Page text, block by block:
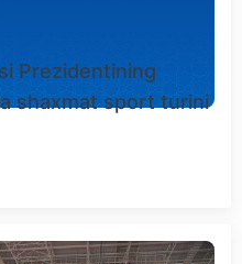
Prezidentining
shaxmat sport turini